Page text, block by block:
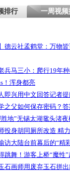
排行 一周视频
德云社孟鹤堂：万物
兵马三小：爬行19年
！浑身都亮
即兴用中文回答记者提
之父如何保存密码？
地”无锡太湖鼋头渚
投身胡同厕所改造 精
访大陆台前幕后的“精
跳舞！游客上桥“魔性”
石画师用废弃玉石拼